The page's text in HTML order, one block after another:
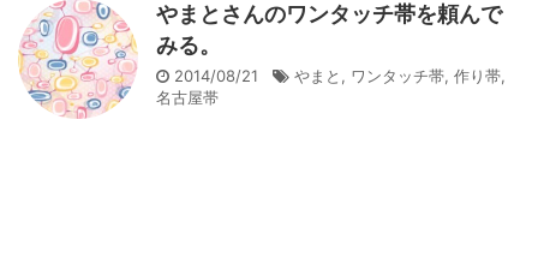
やまとさんのワンタッチ帯を頼んで
みる。
2014/08/21 やまと , ワンタッチ帯, 作り帯,
名古屋帯